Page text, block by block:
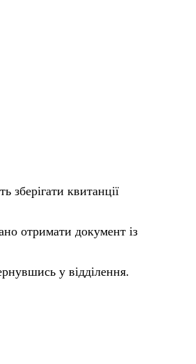
зберігати квитанції
отримати документ із
у відділення.